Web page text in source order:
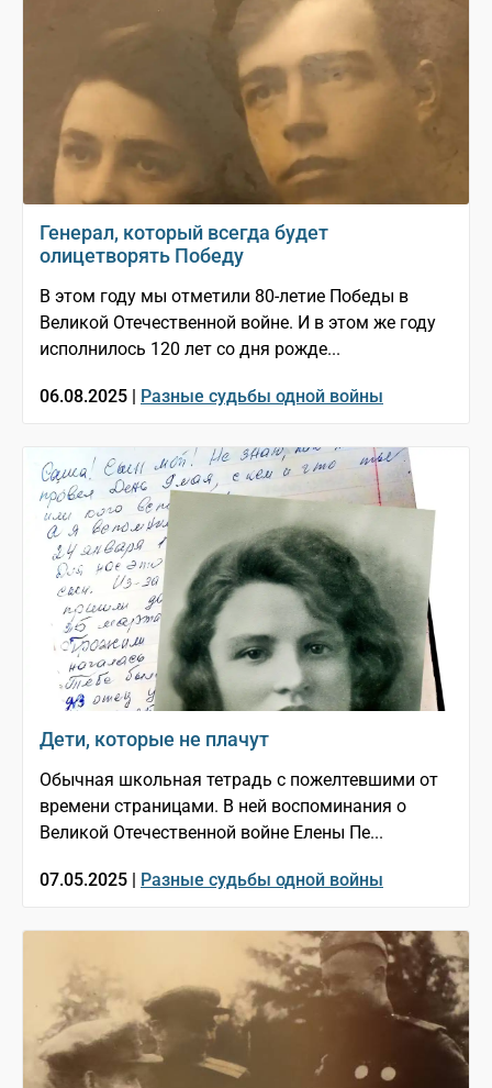
Генерал, который всегда будет
олицетворять Победу
В этом году мы отметили 80-летие Победы в
Великой Отечественной войне. И в этом же году
исполнилось 120 лет со дня рожде...
06.08.2025 | Разные судьбы одной войны
Дети, которые не плачут
Обычная школьная тетрадь с пожелтевшими от
времени страницами. В ней воспоминания о
Великой Отечественной войне Елены Пе...
07.05.2025 | Разные судьбы одной войны